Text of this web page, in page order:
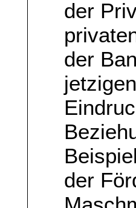
der
der
der